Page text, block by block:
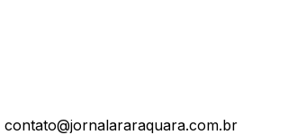
contato@jornalararaquara.com.br